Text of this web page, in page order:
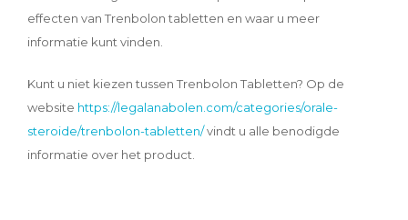
effecten van Trenbolon tabletten en waar u meer
informatie kunt vinden.
Kunt u niet kiezen tussen Trenbolon Tabletten? Op de
website https://legalanabolen.com/categories/orale-
steroide/trenbolon-tabletten/vindt u alle benodigde
informatie over het product.